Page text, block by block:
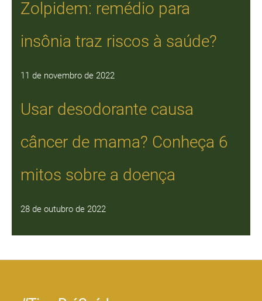
Zolpidem: remédio para
insônia traz riscos à saúde?
11 de novembro de 2022
Usar desodorante causa
câncer de mama? Conheça 6
mitos sobre a doença
28 de outubro de 2022